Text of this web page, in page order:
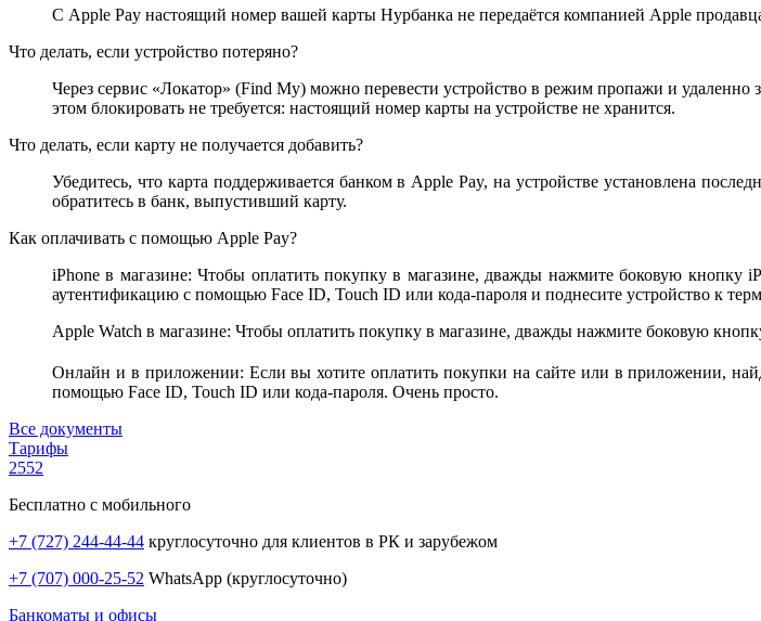
С Apple Pay настоящий номер вашей карты Нурбанка не передаётся компанией Apple
Что делать, если устройство потеряно?
Через сервис «Локатор» (Find My) можно перевести устройство в режим пропажи и
этом блокировать не требуется: настоящий номер карты на устройстве не хранится.
Что делать, если карту не получается добавить?
Убедитесь, что карта поддерживается банком в Apple Pay, на устройстве установлена
обратитесь в банк, выпустивший карту.
Как оплачивать с помощью Apple Pay?
iPhone в магазине: Чтобы оплатить покупку в магазине, дважды нажмите боковую кнопку
аутентификацию с помощью Face ID, Touch ID или кода‑пароля и поднесите устройство к
Apple Watch в магазине: Чтобы оплатить покупку в магазине, дважды нажмите боковую
Онлайн и в приложении: Если вы хотите оплатить покупки на сайте или в приложении,
помощью Face ID, Touch ID или кода‑пароля. Очень просто.
Все документы
Тарифы
2552
Бесплатно с мобильного
+7 (727) 244-44-44 круглосуточно для клиентов в РК и зарубежом
+7 (707) 000-25-52 WhatsApp (круглосуточно)
Банкоматы и офисы